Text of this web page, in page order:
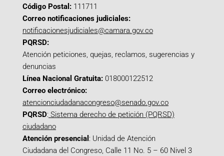
Código Postal: 111711
Correo notificaciones judiciales:
notificacionesjudiciales@camara.gov.co
PQRSD:
Atención peticiones, quejas, reclamos, sugerencias y
denuncias
Línea Nacional Gratuita: 018000122512
Correo electrónico:
atencionciudadanacongreso@senado.gov.co
PQRSD: Sistema derecho de petición (PQRSD)
ciudadano
Atención presencial : Unidad de Atención
Ciudadana del Congreso, Calle 11 No. 5 – 60 Nivel 3